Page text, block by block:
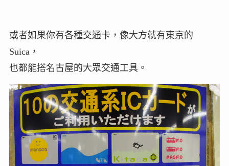
或者如果你有各種交通卡，像大方就有東京的
Suica，
也都能搭名古屋的大眾交通工具。